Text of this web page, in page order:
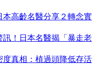
高齡名醫分享２轉念實
！日本名醫揭「暴走老
真相：植過頭降低存活